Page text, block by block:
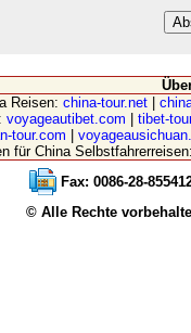
Reisen: china-tour.net|
voyageautibet.com
tibet-
tour.com
für China
Fax: 0086-28-
© Alle Rechte